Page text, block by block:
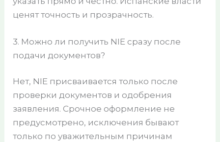
ценят точность и прозрачность.
3. Можно ли получить NIE сразу после
подачи документов?
Нет, NIE присваивается только после
проверки документов и одобрения
заявления. Срочное оформление не
предусмотрено, исключения бывают
только по уважительным причинам